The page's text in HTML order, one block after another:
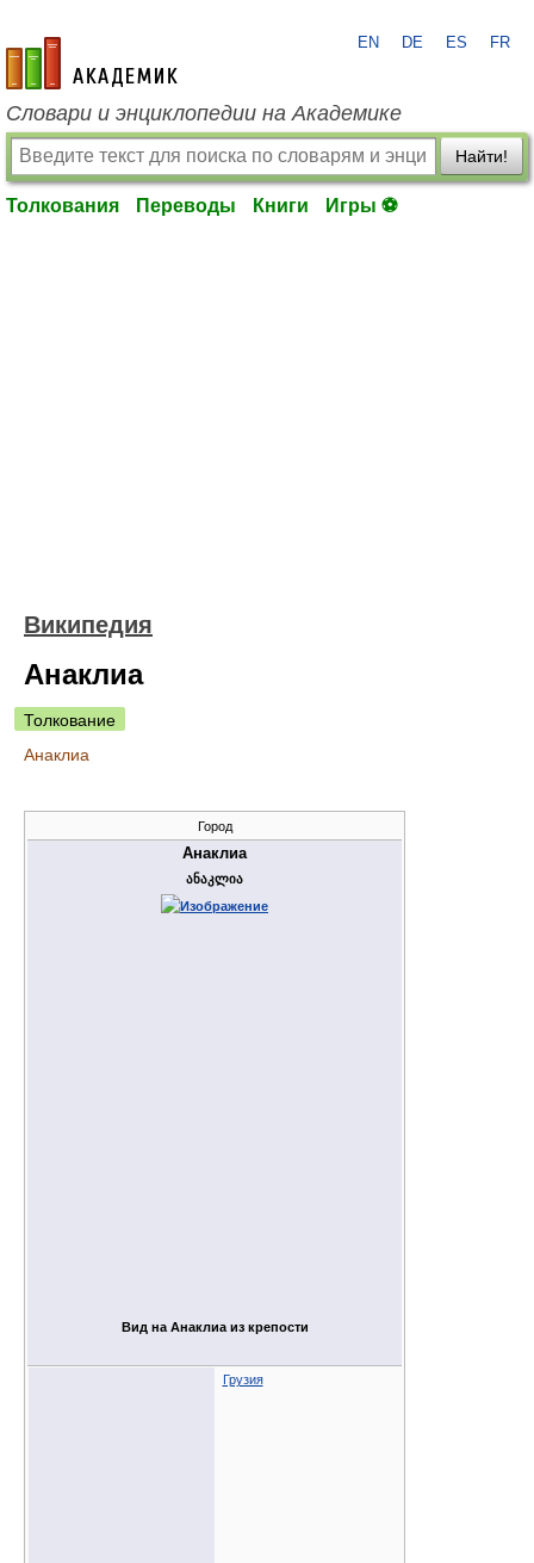
academic.ru
EN DE ES FR
Словари и энциклопедии на Академике
Найти!
Толкования Переводы Книги Игры ⚽
Википедия
Анаклиа
Толкование
Анаклиа
Город
Анаклиа
ანაკლია
Вид на Анаклиа из крепости
Грузия